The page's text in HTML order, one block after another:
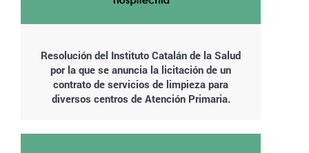
Resolución del Instituto Catalán de la Salud
por la que se anuncia la licitación de un
contrato de servicios de limpieza para
diversos centros de Atención Primaria.